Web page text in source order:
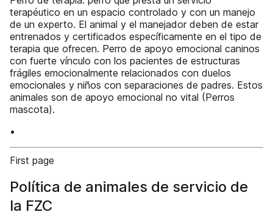
terapéutico en un espacio controlado y con un manejo
de un experto. El animal y el manejador deben de estar
entrenados y certificados específicamente en el tipo de
terapia que ofrecen. Perro de apoyo emocional caninos
con fuerte vínculo con los pacientes de estructuras
frágiles emocionalmente relacionados con duelos
emocionales y niños con separaciones de padres. Estos
animales son de apoyo emocional no vital (Perros
mascota).
•
First page
Política de animales de servicio de
la FZC